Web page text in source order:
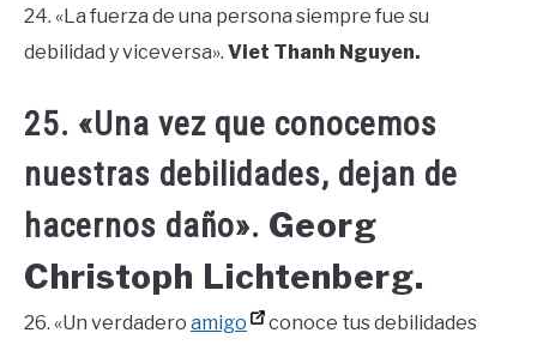
24. «La fuerza de una persona siempre fue su
debilidad y viceversa». Viet Thanh Nguyen.
25. «Una vez que conocemos
nuestras debilidades, dejan de
hacernos daño». Georg
Christoph Lichtenberg.
26. «Un verdadero amigo
conoce tus debilidades